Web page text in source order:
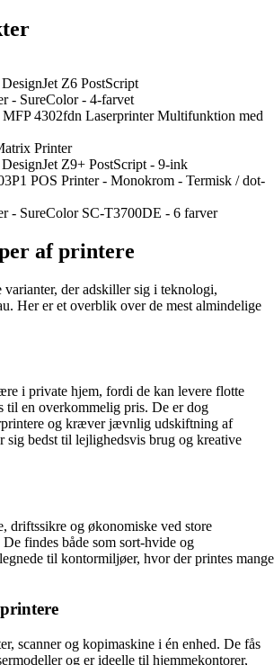
Z6 PostScript
- SureColor - 4-farvet
4302fdn Laserprinter Multifunktion med
Printer
Z9+ PostScript - 9-ink
POS Printer - Monokrom - Termisk / dot-
- SureColor SC-T3700DE - 6 farver
af printere
varianter, der adskiller sig i teknologi,
Her er et overblik over de mest almindelige
i private hjem, fordi de kan levere flotte
til en overkommelig pris. De er dog
og kræver jævnlig udskiftning af
sig bedst til lejlighedsvis brug og kreative
driftssikre og økonomiske ved store
findes både som sort-hvide og
til kontormiljøer, hvor der printes mange
scanner og kopimaskine i én enhed. De fås
og er ideelle til hjemmekontorer,